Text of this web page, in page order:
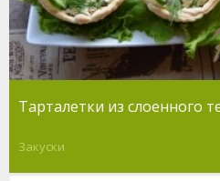
Тарталетки из слоенного
Закуски